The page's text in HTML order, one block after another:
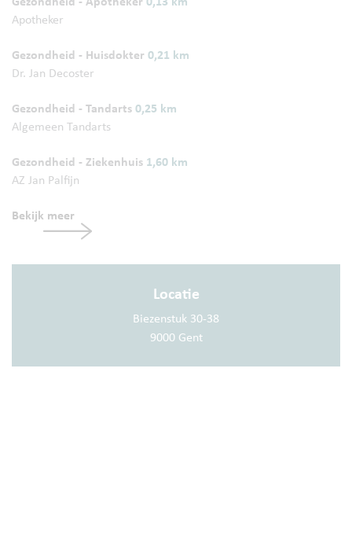
Apotheker
Gezondheid - Huisdokter 0,21 km
Dr. Jan Decoster
Gezondheid - Tandarts0,25 km
Algemeen Tandarts
Gezondheid - Ziekenhuis 1,60 km
AZ Jan Palfijn
Bekijk meer
Locatie
Biezenstuk 30-38
9000 Gent